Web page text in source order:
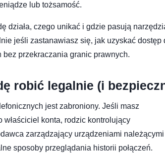
lub tożsamość.
działa, czego unikać i gdzie pasują
jeśli zastanawiasz się, jak uzyskać dostęp
bez przekraczania granic prawnych.
robić legalnie (i
jest zabroniony. Jeśli masz
konta, rodzic kontrolujący
zarządzający urządzeniami
sposoby przeglądania historii połączeń.